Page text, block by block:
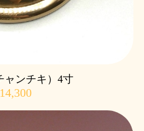
ャンチキ）4寸